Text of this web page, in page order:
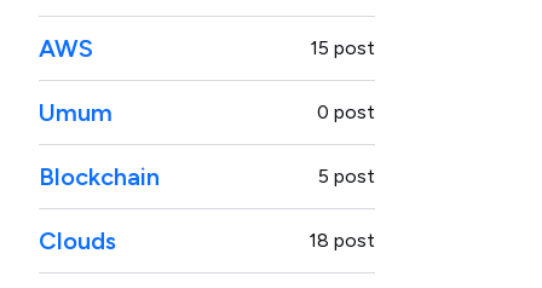
AWS 15 post
Umum 0 post
Blockchain 5 post
Clouds 18 post